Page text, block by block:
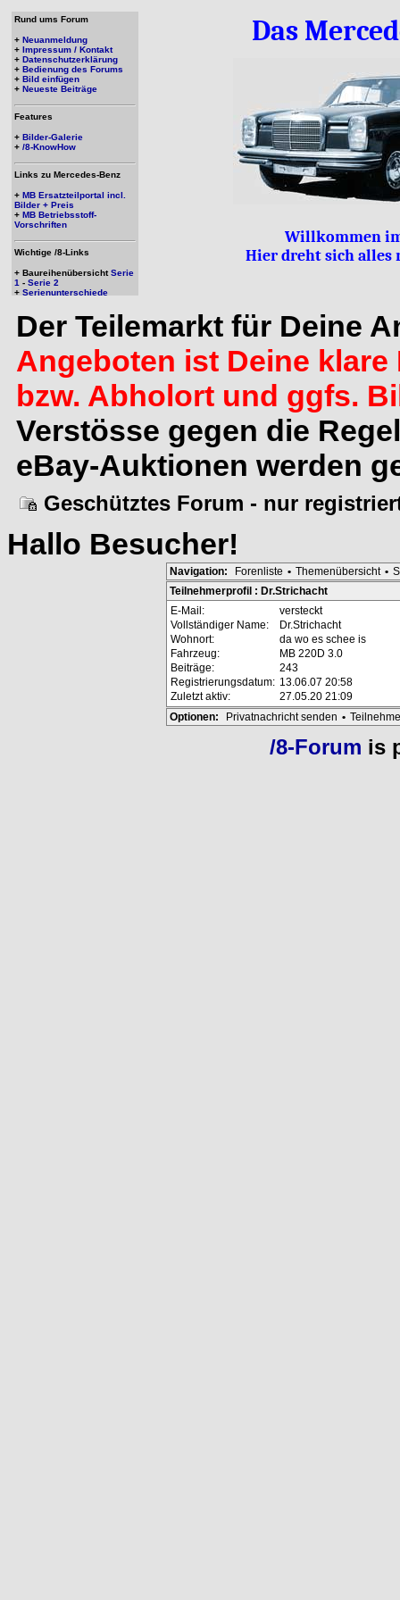
Rund ums Forum
+ Neuanmeldung
+ Impressum / Kontakt
+ Datenschutzerklärung
+ Bedienung des Forums
+ Bild einfügen
+ Neueste Beiträge
Features
+ Bilder-Galerie
+ /8-KnowHow
Links zu Mercedes-Benz
+ MB Ersatzteilportal incl.
Bilder + Preis
+ MB Betriebsstoff-
Vorschriften
Wichtige /8-Links
+ BaureihenübersichtSerie
1 - Serie 2
+ Serienunterschiede
Das
Willkommen
Hier dreht sich alles
Der Teilemarkt für Deine
Angeboten ist Deine
bzw. Abholort und ggfs.
Verstösse gegen die
eBay-Auktionen werden
Geschütztes Forum - nur
Hallo Besucher!
Navigation: Forenliste • Themenübersicht •
Teilnehmerprofil : Dr.Strichacht
E-Mail:
versteckt
Vollständiger Name:
Dr.Strichacht
Wohnort:
da wo es schee is
Fahrzeug:
MB 220D 3.0
Beiträge:
243
Registrierungsdatum: 13.06.07 20:58
Zuletzt aktiv:
27.05.20 21:09
Optionen:
Privatnachricht senden •
/8-Forum is